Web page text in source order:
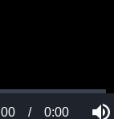
/ 0:00
M